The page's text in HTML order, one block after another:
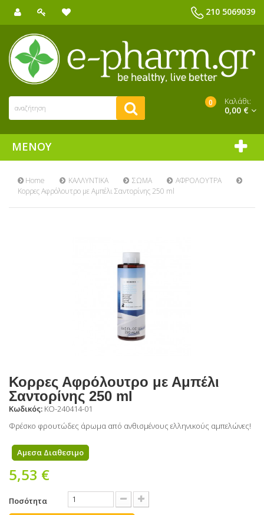
210 5069039
0 Καλάθι:
0,00 €
ΜΕΝΟΎ
Home ΚΑΛΛΥΝΤΙΚΑ ΣΩΜΑ
ΑΦΡΟΛΟΥΤΡΑ
Κορρες Αφρόλουτρο με Αμπέλι Σαντορίνης 250 ml
Κορρες Αφρόλουτρο με Αμπέλι
Σαντορίνης 250 ml
Κωδικός: KO-240414-01
Φρέσκο φρουτώδες άρωμα από ανθισμένους ελληνικούς αμπελώνες!
Αμεσα Διαθεσιμο
5,53 €
Ποσότητα